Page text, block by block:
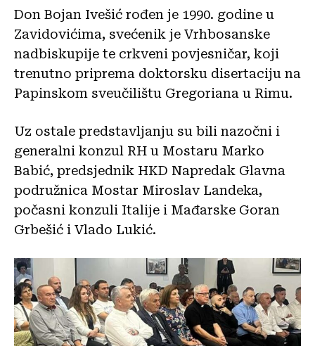
Don Bojan Ivešić rođen je 1990. godine u
Zavidovićima, svećenik je Vrhbosanske
nadbiskupije te crkveni povjesničar, koji
trenutno priprema doktorsku disertaciju na
Papinskom sveučilištu Gregoriana u Rimu.
Uz ostale predstavljanju su bili nazočni i
generalni konzul RH u Mostaru Marko
Babić, predsjednik HKD Napredak Glavna
podružnica Mostar Miroslav Landeka,
počasni konzuli Italije i Mađarske Goran
Grbešić i Vlado Lukić.